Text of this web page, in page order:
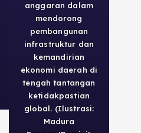
anggaran dalam
mendorong
pembangunan
infrastruktur dan
kemandirian
ekonomi daerah di
tengah tantangan
ketidakpastian
global. (Ilustrasi:
Madura